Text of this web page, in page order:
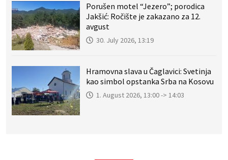
Porušen motel “Jezero”; porodica
Jakšić: Ročište je zakazano za 12.
avgust
30. July 2026, 13:19
Hramovna slava u Čaglavici: Svetinja
kao simbol opstanka Srba na Kosovu
1. August 2026, 13:00 -> 14:03